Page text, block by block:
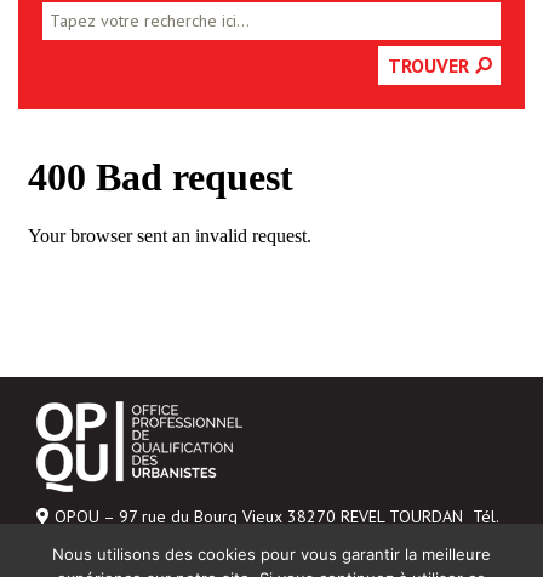
TROUVER
OPQU – 97 rue du Bourg Vieux 38270 REVEL TOURDAN Tél.
Nous utilisons des cookies pour vous garantir la meilleure